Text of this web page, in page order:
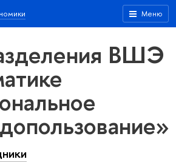
Меню
ВШЭ